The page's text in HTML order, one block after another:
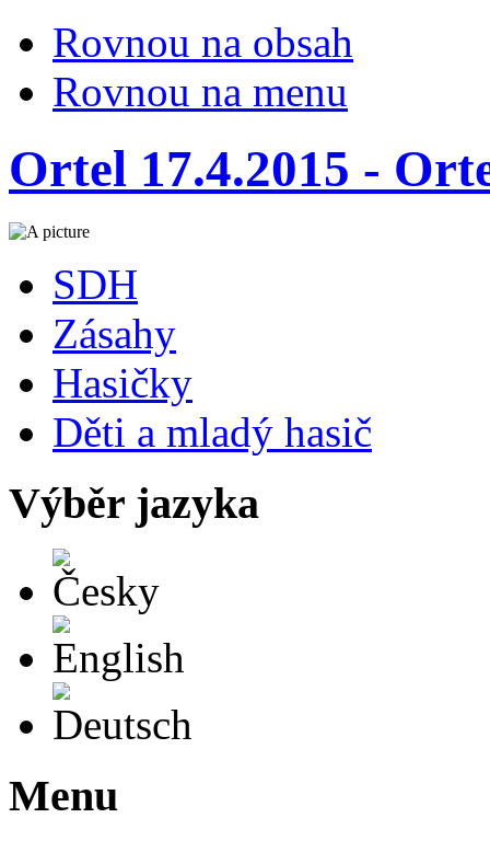
Rovnou na obsah
Rovnou na menu
Ortel 17.4.2015 -
SDH
Zásahy
Hasičky
Děti a mladý hasič
Výběr jazyka
Menu